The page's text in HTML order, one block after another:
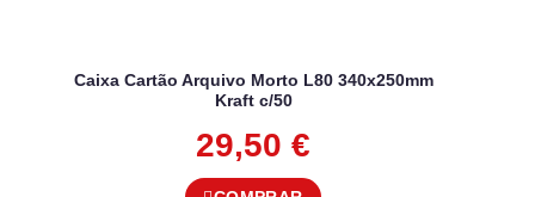
Caixa Cartão Arquivo Morto L80 340x250mm
Kraft c/50
29,50 €